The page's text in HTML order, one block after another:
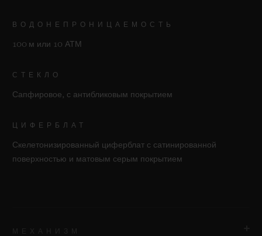
ВОДОНЕПРОНИЦАЕМОСТЬ
100 м или 10 АТМ
СТЕКЛО
Сапфировое, с антибликовым покрытием
ЦИФЕРБЛАТ
Скелетонизированный циферблат с сатинированной
поверхностью и матовым серым покрытием